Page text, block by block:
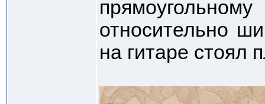
относительно
на гитаре стоял